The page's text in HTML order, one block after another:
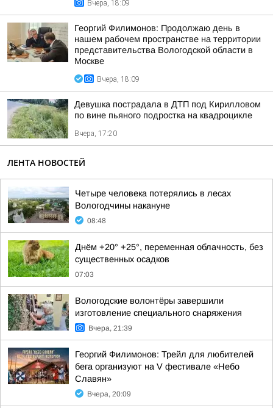
Вчера, 18:09
Георгий Филимонов: Продолжаю день в
нашем рабочем пространстве на территории
представительства Вологодской области в
Москве
Вчера, 18:09
Девушка пострадала в ДТП под Кирилловом
по вине пьяного подростка на квадроцикле
Вчера, 17:20
ЛЕНТА НОВОСТЕЙ
Четыре человека потерялись в лесах
Вологодчины накануне
08:48
Днём +20° +25°, переменная облачность, без
существенных осадков
07:03
Вологодские волонтёры завершили
изготовление специального снаряжения
Вчера, 21:39
Георгий Филимонов: Трейл для любителей
бега организуют на V фестивале «Небо
Славян»
Вчера, 20:09